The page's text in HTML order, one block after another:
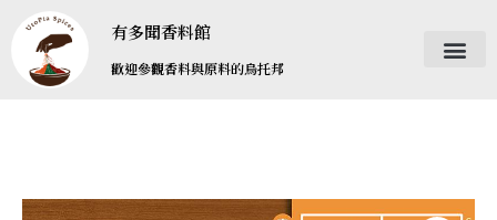
有多聞香料館
歡迎參觀香料與原料的烏托邦